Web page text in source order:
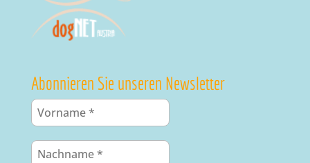
Abonnieren Sie unseren Newsletter